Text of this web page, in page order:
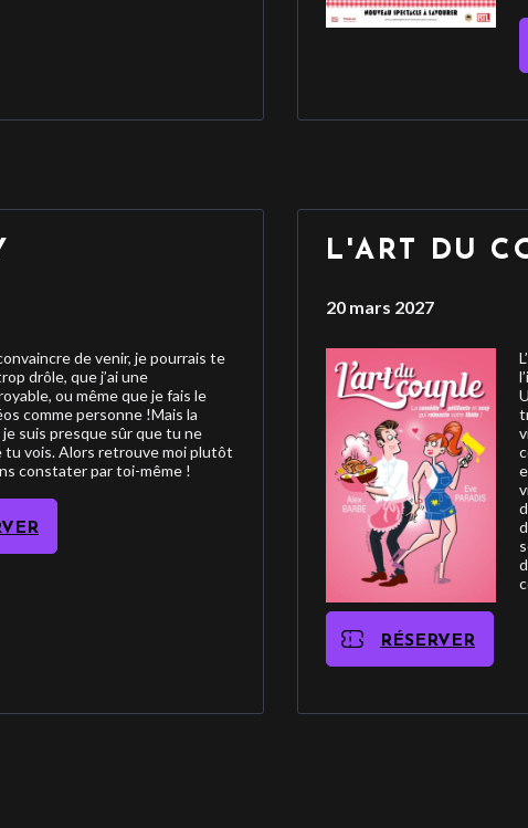
de venir, je pourrais te
drôle, que j’ai une
ou même que je fais le
comme personne !Mais la
je suis presque sûr que tu ne
tu vois. Alors retrouve moi plutôt
constater par toi-même !
L'ART DU
20 mars 2027
RÉSERVER